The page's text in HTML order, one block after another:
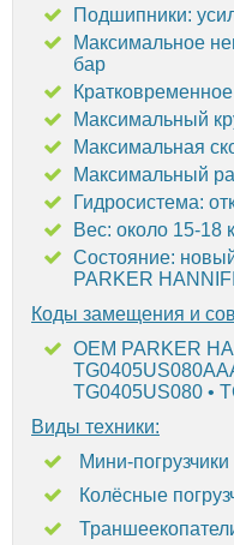
Подшипники:
Максимальное
бар
Максимальный
Максимальная
Максимальный
Гидросистема:
Вес: около 15-18
Состояние:
PARKER
Коды замещения и
OEM PARKER
TG0405US080 •
Виды техники:
Мини-погрузчики
Колёсные